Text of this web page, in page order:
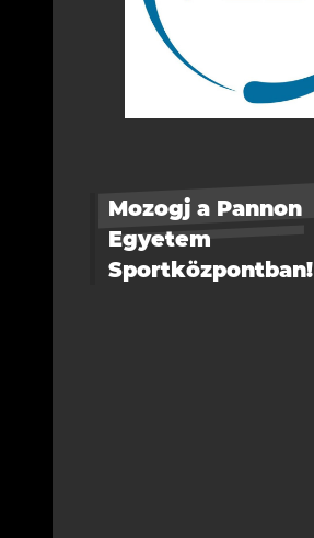
Mozogj a Pannon
Egyetem
Sportközpontban!